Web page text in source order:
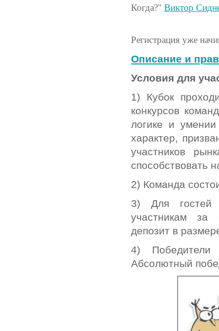
Когда?" Виктор
Регистрация уже
Описание и
Условия для
1) Кубок
конкурсов
логике и
характер,
участников
способствовать
2) Команда
3) Для гостей
участникам за
депозит в
4)
Абсолютный